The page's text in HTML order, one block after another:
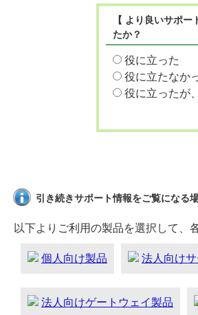
【 より良いサポ
たか？
役に立った
役に立たなか
役に立ったが
引き続きサポート情報をご覧になる
以下よりご利用の製品を選択して、
個人向け製品 法人向け
法人向けゲートウェイ製品